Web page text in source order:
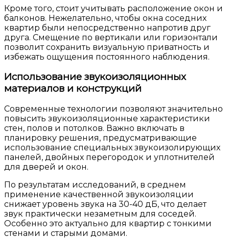
Кроме того, стоит учитывать расположение окон и
балконов. Нежелательно, чтобы окна соседних
квартир были непосредственно напротив друг
друга. Смещение по вертикали или горизонтали
позволит сохранить визуальную приватность и
избежать ощущения постоянного наблюдения.
Использование звукоизоляционных
материалов и конструкций
Современные технологии позволяют значительно
повысить звукоизоляционные характеристики
стен, полов и потолков. Важно включать в
планировку решения, предусматривающие
использование специальных звукоизолирующих
панелей, двойных перегородок и уплотнителей
для дверей и окон.
По результатам исследований, в среднем
применение качественной звукоизоляции
снижает уровень звука на 30-40 дБ, что делает
звук практически незаметным для соседей.
Особенно это актуально для квартир с тонкими
стенами и старыми домами.